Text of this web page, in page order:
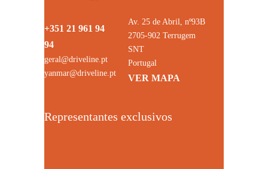
+351 21 961 94
94
geral@driveline.pt
yanmar@driveline.pt
Av. 25 de Abril, nº93B
2705-902 Terrugem
SNT
Portugal
VER MAPA
Representantes exclusivos